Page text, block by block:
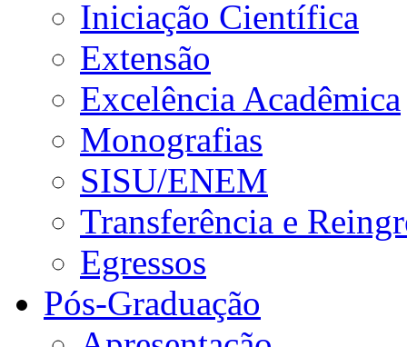
Iniciação Científica
Extensão
Excelência Acadêmica
Monografias
SISU/ENEM
Transferência e
Egressos
Pós-Graduação